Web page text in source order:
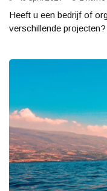
Heeft u een bedrijf of
verschillende